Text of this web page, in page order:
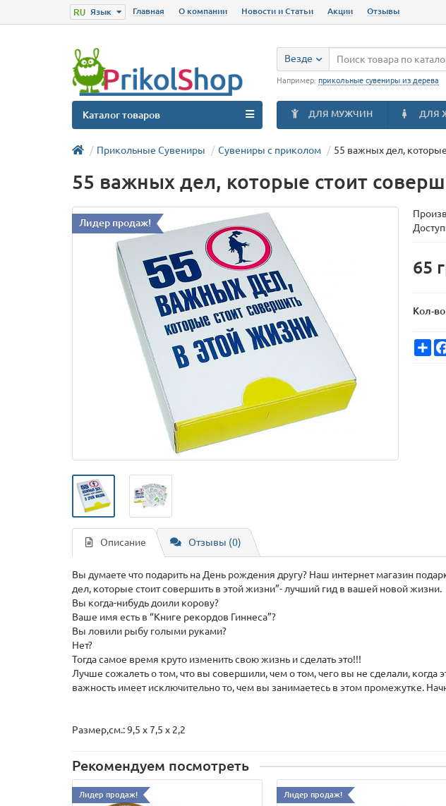
Язык Главная О компании Новости и Статьи Акции Отзывы
Везде
Например: прикольные сувениры из дерева
ДЛЯ МУЖЧИН ДЛЯ
Каталог товаров
Прикольные Сувениры Сувениры с приколом 55 важных дел,
55 важных дел, которые стоит
Лидер продаж!
65
Кол-во
Описание Отзывы (0)
Вы думаете что подарить на День рождения другу? Наш интернет магазин
дел, которые стоит совершить в этой жизни”- лучший гид в вашей новой жизни.
Вы когда-нибудь доили корову?
Ваше имя есть в “Книге рекордов Гиннеса”?
Вы ловили рыбу голыми руками?
Нет?
Тогда самое время круто изменить свою жизнь и сделать это!!!
Лучше сожалеть о том, что вы совершили, чем о том, чего вы не сделали,
важность имеет исключительно то, чем вы занимаетесь в этом промежутке.
Размер,см.: 9,5 x 7,5 x 2,2
Рекомендуем посмотреть
Лидер продаж! Лидер продаж!